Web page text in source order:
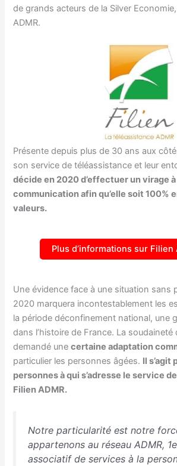
de grands acteurs de la Silver
ADMR.
Présente depuis plus de 30 ans aux
son service de téléassistance et leur
décide en 2020 d’effectuer un virage
communication afin qu’elle soit 100%
valeurs.
Plus d’informations sur Filien
Une évidence face à une situation sans
2020 marquera incontestablement les
la période déconfinement national, une
dans l’histoire de France. La soudaineté
demandé unecertaine adaptation
particulier les personnes âgées. Il s’agit
personnes à qui s’adresse le service
Filien ADMR.
Notre particularité est notre
appartenons au réseau ADMR,
associatif de services à la